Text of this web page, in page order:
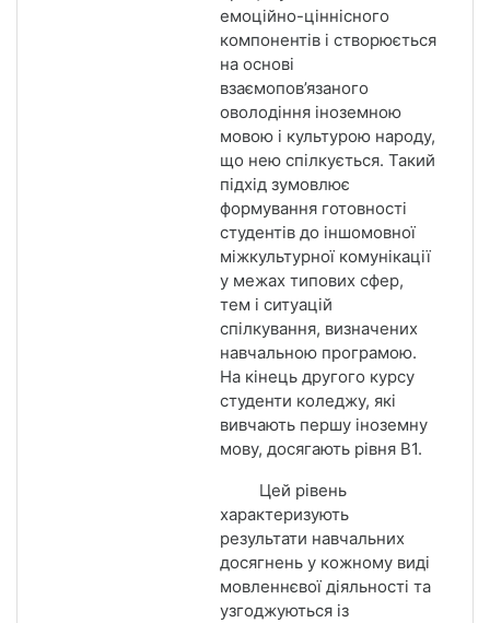
емоційно-ціннісного
компонентів і створюється
на основі
взаємопов’язаного
оволодіння іноземною
мовою і культурою народу,
що нею спілкується. Такий
підхід зумовлює
формування готовності
студентів до іншомовної
міжкультурної комунікації
у межах типових сфер,
тем і ситуацій
спілкування, визначених
навчальною програмою.
На кінець другого курсу
студенти коледжу, які
вивчають першу іноземну
мову, досягають рівня В1.
Цей рівень
характеризують
результати навчальних
досягнень у кожному виді
мовленнєвої діяльності та
узгоджуються із